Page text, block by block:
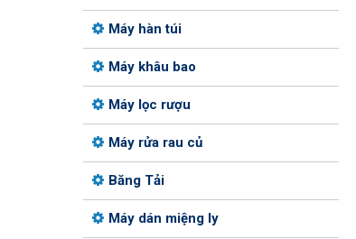
Máy hàn túi
Máy khâu bao
Máy lọc rượu
Máy rửa rau củ
Băng Tải
Máy dán miệng ly